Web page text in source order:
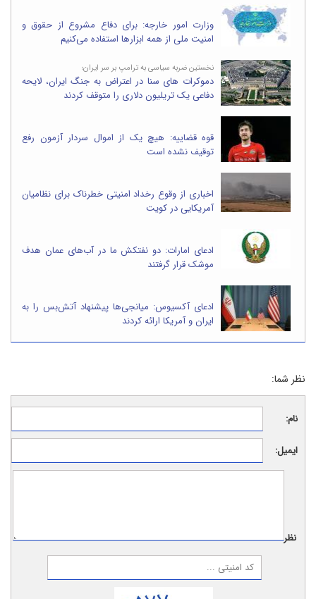
وزارت امور خارجه: برای دفاع مشروع از حقوق و
امنیت ملی از همه ابزارها استفاده می‌کنیم
نخستین ضربه سیاسی به ترامپ بر سر ایران؛
دموکرات های سنا در اعتراض به جنگ ایران، لایحه
دفاعی یک تریلیون دلاری را متوقف کردند
قوه قضاییه: هیچ یک از اموال سردار آزمون رفع
توقیف نشده است
اخباری از وقوع رخداد امنیتی خطرناک برای نظامیان
آمریکایی در کویت
ادعای امارات: دو نفتکش ما در آب‌های عمان هدف
موشک قرار گرفتند
ادعای آکسیوس: میانجی‌ها پیشنهاد آتش‌بس را به
ایران و آمریکا ارائه کردند
نظر شما:
نام:
ایمیل:
نظر: